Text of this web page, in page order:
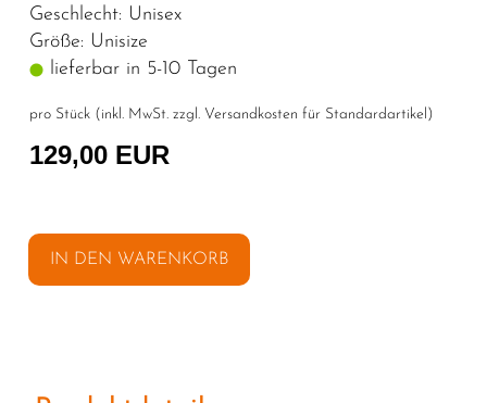
Geschlecht: Unisex
Größe: Unisize
lieferbar in 5-10 Tagen
pro Stück (inkl. MwSt. zzgl. Versandkosten für Standardartikel )
129,00 EUR
IN DEN WARENKORB